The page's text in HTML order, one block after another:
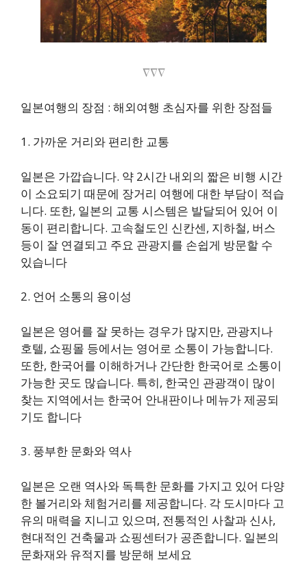
∇∇∇
일본여행의 장점 : 해외여행 초심자를 위한 장점들
1. 가까운 거리와 편리한 교통
일본은 가깝습니다. 약 2시간 내외의 짧은 비행 시간
이 소요되기 때문에 장거리 여행에 대한 부담이 적습
니다. 또한, 일본의 교통 시스템은 발달되어 있어 이
동이 편리합니다. 고속철도인 신칸센, 지하철, 버스
등이 잘 연결되고 주요 관광지를 손쉽게 방문할 수
있습니다
2. 언어 소통의 용이성
일본은 영어를 잘 못하는 경우가 많지만, 관광지나
호텔, 쇼핑몰 등에서는 영어로 소통이 가능합니다.
또한, 한국어를 이해하거나 간단한 한국어로 소통이
가능한 곳도 많습니다. 특히, 한국인 관광객이 많이
찾는 지역에서는 한국어 안내판이나 메뉴가 제공되
기도 합니다
3. 풍부한 문화와 역사
일본은 오랜 역사와 독특한 문화를 가지고 있어 다양
한 볼거리와 체험거리를 제공합니다. 각 도시마다 고
유의 매력을 지니고 있으며, 전통적인 사찰과 신사,
현대적인 건축물과 쇼핑센터가 공존합니다. 일본의
문화재와 유적지를 방문해 보세요